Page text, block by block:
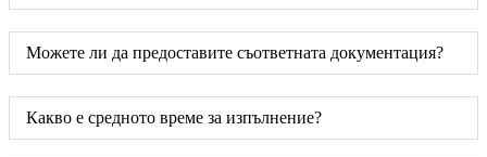
Можете ли да предоставите съответната документация?
Какво е средното време за изпълнение?